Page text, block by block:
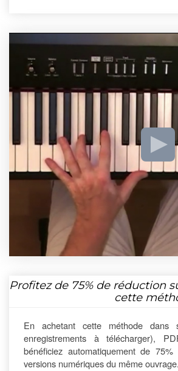
Profitez de 75%de réduction
cette
En achetant cette méthode dans
enregistrements à télécharger),
bénéficiez automatiquement de
versions numériques du même